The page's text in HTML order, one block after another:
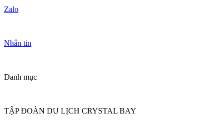
Zalo
Nhắn tin
Danh mục
TẬP ĐOÀN DU LỊCH CRYSTAL BAY